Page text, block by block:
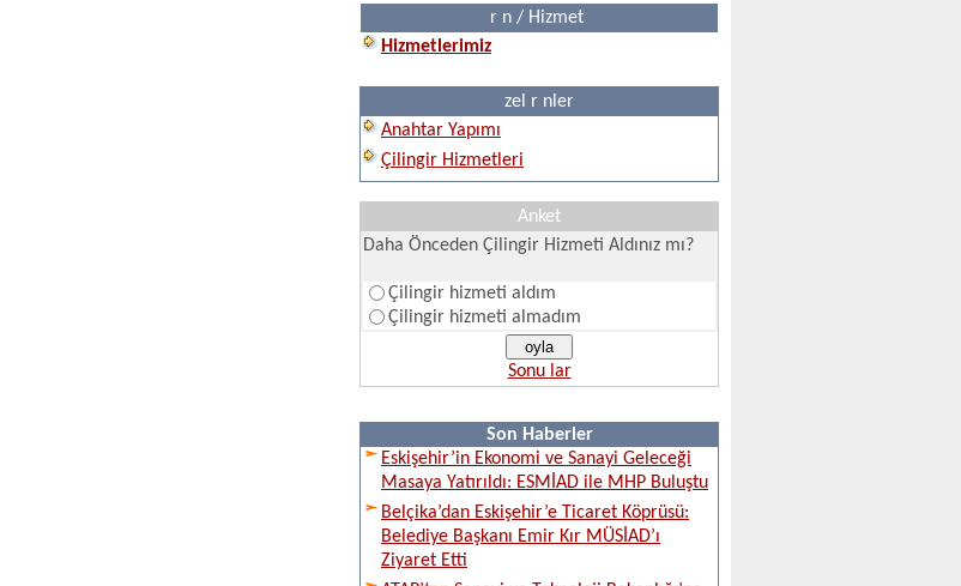
r n / Hizmet
Hizmetlerimiz
zel r nler
Anahtar Yapımı
Çilingir Hizmetleri
Anket
Daha Önceden Çilingir Hizmeti Aldınız mı?
Çilingir hizmeti aldım
Çilingir hizmeti almadım
Sonu lar
Son Haberler
Eskişehir’in Ekonomi ve Sanayi Geleceği
Masaya Yatırıldı: ESMİAD ile MHP Buluştu
Belçika’dan Eskişehir’e Ticaret Köprüsü:
Belediye Başkanı Emir Kır MÜSİAD’ı
Ziyaret Etti